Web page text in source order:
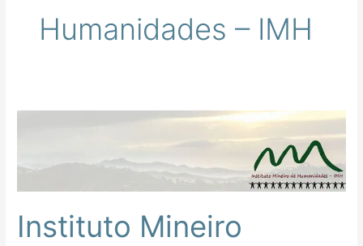
Humanidades – IMH
Instituto Mineiro